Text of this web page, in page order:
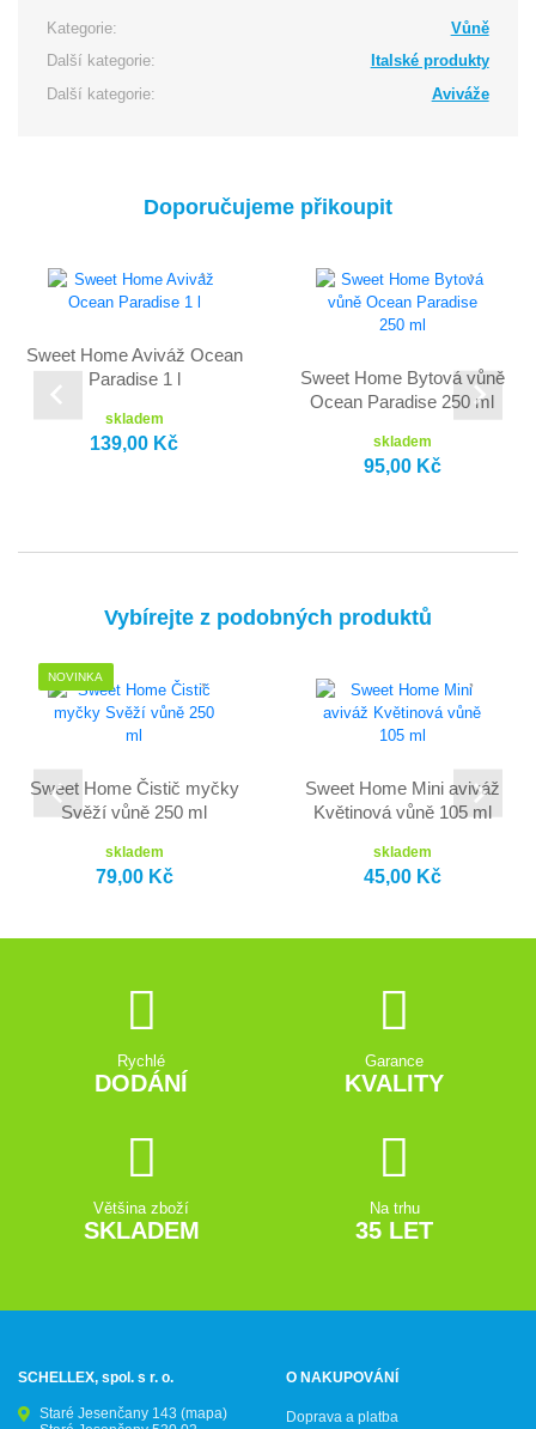
Kategorie:
Vůně
Další kategorie:
Italské produkty
Další kategorie:
Aviváže
Doporučujeme přikoupit
Sweet Home Aviváž Ocean
Paradise 1 l
skladem
139,00 Kč
Sweet Home Bytová vůně
Ocean Paradise 250 ml
skladem
95,00 Kč
Vybírejte z podobných produktů
NOVINKA
Sweet Home Čistič myčky
Svěží vůně 250 ml
skladem
79,00 Kč
Sweet Home Mini aviváž
Květinová vůně 105 ml
skladem
45,00 Kč
Rychlé
DODÁNÍ
Garance
KVALITY
Většina zboží
SKLADEM
Na trhu
35 LET
SCHELLEX, spol. s r. o.
Staré Jesenčany 143 (mapa)
O NAKUPOVÁNÍ
Doprava a platba